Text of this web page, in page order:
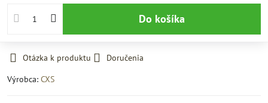
Do košíka
Otázka k produktu
Doručenia
Výrobca: CXS